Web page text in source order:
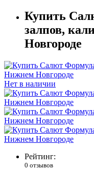
Купить
залпов,
Новгороде
Нет в наличии
Рейтинг:
0 отзывов